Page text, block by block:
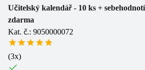
Učitelský kalendář - 10 ks +
zdarma
Kat. č.: 9050000072
(3x)